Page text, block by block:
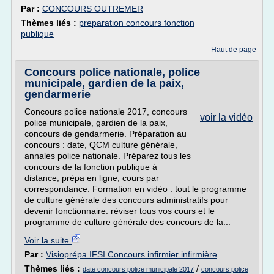
Par : CONCOURS OUTREMER
Thèmes liés : preparation concours fonction
publique
Haut de page
Concours police nationale, police
municipale, gardien de la paix,
gendarmerie
voir la vidéo
Concours police nationale 2017, concours
police municipale, gardien de la paix,
concours de gendarmerie. Préparation au
concours : date, QCM culture générale,
annales police nationale. Préparez tous les
concours de la fonction publique à
distance, prépa en ligne, cours par
correspondance. Formation en vidéo : tout le programme
de culture générale des concours administratifs pour
devenir fonctionnaire. réviser tous vos cours et le
programme de culture générale des concours de la...
Voir la suite
Par : Visioprépa IFSI Concours infirmier infirmière
Thèmes liés : date concours police municipale 2017 / concours police